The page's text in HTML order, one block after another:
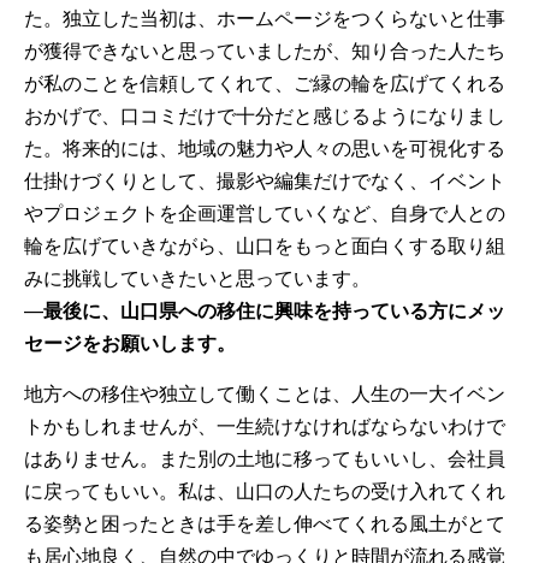
た。独立した当初は、ホームページをつくらないと仕事
が獲得できないと思っていましたが、知り合った人たち
が私のことを信頼してくれて、ご縁の輪を広げてくれる
おかげで、口コミだけで十分だと感じるようになりまし
た。将来的には、地域の魅力や人々の思いを可視化する
仕掛けづくりとして、撮影や編集だけでなく、イベント
やプロジェクトを企画運営していくなど、自身で人との
輪を広げていきながら、山口をもっと面白くする取り組
みに挑戦していきたいと思っています。
—最後に、山口県への移住に興味を持っている方にメッ
セージをお願いします。
地方への移住や独立して働くことは、人生の一大イベン
トかもしれませんが、一生続けなければならないわけで
はありません。また別の土地に移ってもいいし、会社員
に戻ってもいい。私は、山口の人たちの受け入れてくれ
る姿勢と困ったときは手を差し伸べてくれる風土がとて
も居心地良く、自然の中でゆっくりと時間が流れる感覚